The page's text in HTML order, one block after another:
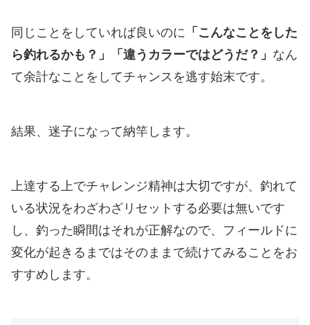
同じことをしていれば良いのに 「こんなことをした
ら釣れるかも？」「違うカラーではどうだ？」 なん
て余計なことをしてチャンスを逃す始末です。
結果、迷子になって納竿します。
上達する上でチャレンジ精神は大切ですが、釣れて
いる状況をわざわざリセットする必要は無いです
し、釣った瞬間はそれが正解なので、フィールドに
変化が起きるまではそのままで続けてみることをお
すすめします。